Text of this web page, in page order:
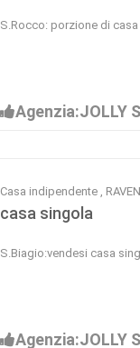
S.Rocco: porzione di
Agenzia:JOLLY
Casa indipendente ,
casa singola
S.Biagio:vendesi casa
Agenzia:JOLLY